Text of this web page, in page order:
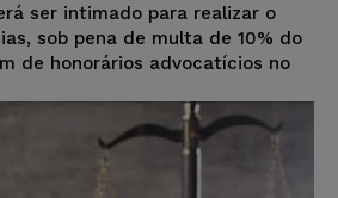
ser intimado para realizar o
sob pena de multa de 10% do
de honorários advocatícios no